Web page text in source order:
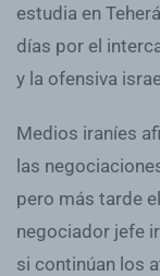
estudia en
días por el
y la ofensiva
Medios iraníes
las
pero más tarde
negociador jefe
si continúan los